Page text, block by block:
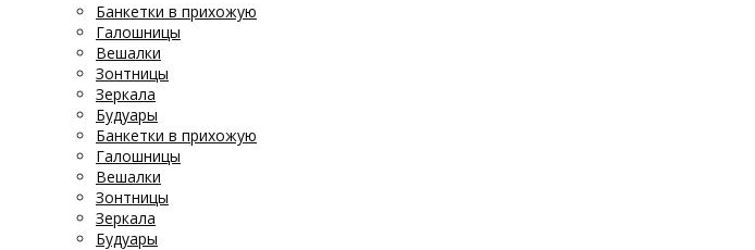
Банкетки в прихожую
Галошницы
Вешалки
Зонтницы
Зеркала
Будуары
Банкетки в прихожую
Галошницы
Вешалки
Зонтницы
Зеркала
Будуары